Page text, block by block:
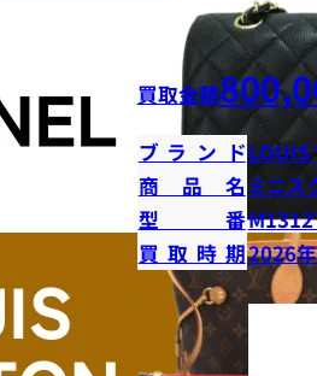
買取金額
ブランドLOUIS
商品名 ミニス
型番
買取時期2026